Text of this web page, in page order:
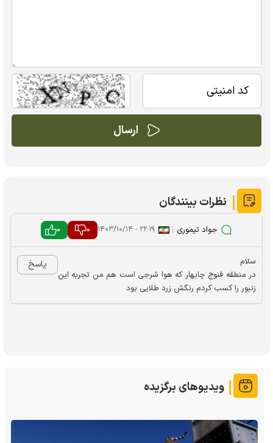
نظرات بینندگان
جواد تیموری |
|۲۲:۱۹ - ۱۴۰۳/۱۰/۱۴ 0
0
سلام
در منطقه فنوج چابهار که هوا شرجی است هم من تجربه این
زنبور را کسب کردم رنگش زرد طلایی بود
پاسخ
ویدیوهای برگزیده